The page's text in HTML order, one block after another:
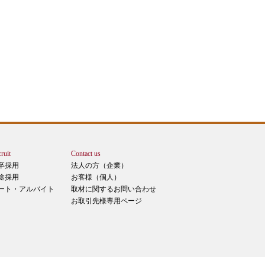
採用
採用
ト・アルバイト
Contact us
法人の方（企業）
お客様（個人）
取材に関するお問い合わせ
お取引先様専用ページ